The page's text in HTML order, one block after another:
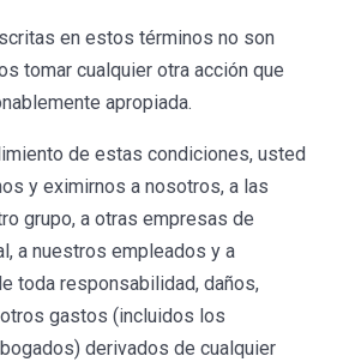
en estos términos no son
tomar cualquier otra acción que
apropiada.
de estas condiciones, usted
y eximirnos a nosotros, a las
grupo, a otras empresas de
a nuestros empleados y a
toda responsabilidad, daños,
gastos (incluidos los
derivados de cualquier